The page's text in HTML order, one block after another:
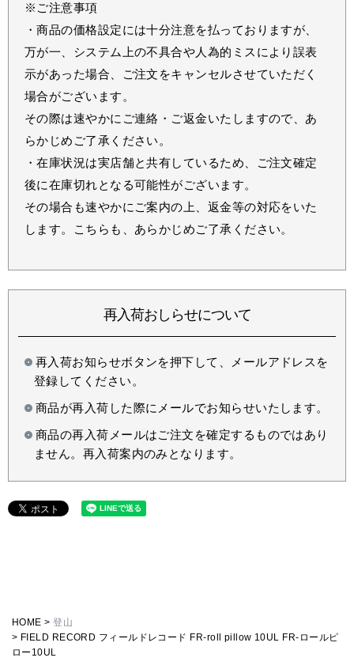
※ご注意事項
・商品の価格設定には十分注意を払っておりますが、
万が一、システム上の不具合や人為的ミスにより誤表
示があった場合、ご注文をキャンセルさせていただく
場合がございます。
その際は速やかにご連絡・ご返金いたしますので、あ
らかじめご了承ください。
・在庫状況は実店舗と共有しているため、ご注文確定
後に在庫切れとなる可能性がございます。
その場合も速やかにご案内の上、返金等の対応をいた
します。こちらも、あらかじめご了承ください。
再入荷おしらせについて
再入荷お知らせボタンを押下して、メールアドレスを
登録してください。
商品が再入荷した際にメールでお知らせいたします。
商品の再入荷メールはご注文を確定するものではあり
ません。再入荷案内のみとなります。
HOME
登山
FIELD RECORD フィールドレコード FR-roll pillow 10UL FR-ロールピ
ロー10UL